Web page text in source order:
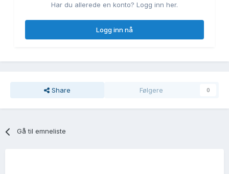
Har du allerede en konto? Logg inn her.
Logg inn nå
Share Følgere 0
Gå til emneliste